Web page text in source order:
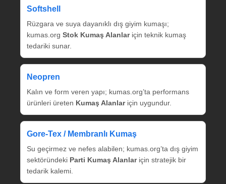
Softshell
Rüzgara ve suya dayanıklı dış giyim kumaşı;
kumas.org Stok Kumaş Alanlariçin teknik kumaş
tedariki sunar.
Neopren
Kalın ve form veren yapı; kumas.org’ta performans
ürünleri üreten Kumaş Alanlariçin uygundur.
Gore‑Tex / Membranlı Kumaş
Su geçirmez ve nefes alabilen; kumas.org’ta dış giyim
sektöründeki Parti Kumaş Alanlariçin stratejik bir
tedarik kalemi.